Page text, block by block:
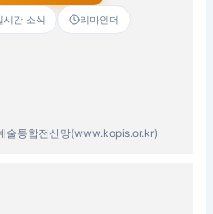
시간 소식 리마인더
술통합전산망(www.kopis.or.kr)